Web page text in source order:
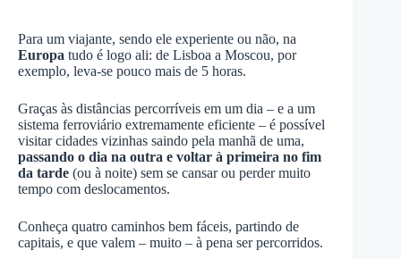
Para um viajante, sendo ele experiente ou não, na
Europa tudo é logo ali: de Lisboa a Moscou, por
exemplo, leva-se pouco mais de 5 horas.
Graças às distâncias percorríveis em um dia – e a um
sistema ferroviário extremamente eficiente – é possível
visitar cidades vizinhas saindo pela manhã de uma,
passando o dia na outra e voltar à primeira no fim
da tarde (ou à noite) sem se cansar ou perder muito
tempo com deslocamentos.
Conheça quatro caminhos bem fáceis, partindo de
capitais, e que valem – muito – à pena ser percorridos.